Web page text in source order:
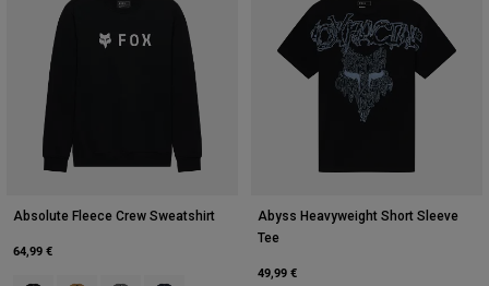
Absolute Fleece Crew Sweatshirt
64,99 €
Abyss Heavyweight Short Sleeve
Tee
49,99 €